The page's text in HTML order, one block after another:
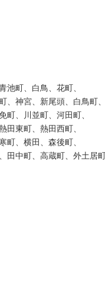
池町、白鳥、花町、
、神宮、新尾頭、白鳥町、
町、川並町、河田町、
田東町、熱田西町、
町、横田、森後町、
田中町、高蔵町、外土居町